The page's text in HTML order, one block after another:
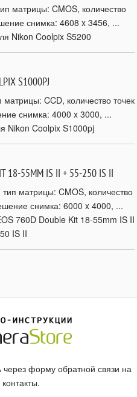
матрицы: CMOS, количество
снимка: 4608 x 3456, ...
Nikon Coolpix S5200
S1000PJ
CCD, количество точек
снимка: 4000 x 3000, ...
Nikon Coolpix S1000pj
18-55MM IS II + 55-250 IS II
матрицы: CMOS, количество
снимка: 6000 x 4000, ...
760D Double Kit 18-55mm IS II
IS II
форму обратной связи на
контакты.